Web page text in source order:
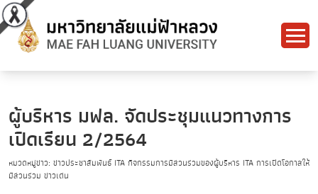
ผู้บริหาร มฟล. จัดประชุมแนวทางการ
เปิดเรียน 2/2564
หมวดหมู่ข่าว: ข่าวประชาสัมพันธ์ ITA กิจกรรมการมีส่วนร่วมของผู้บริหาร ITA การเปิดโอกาสให้
มีส่วนร่วม ข่าวเด่น